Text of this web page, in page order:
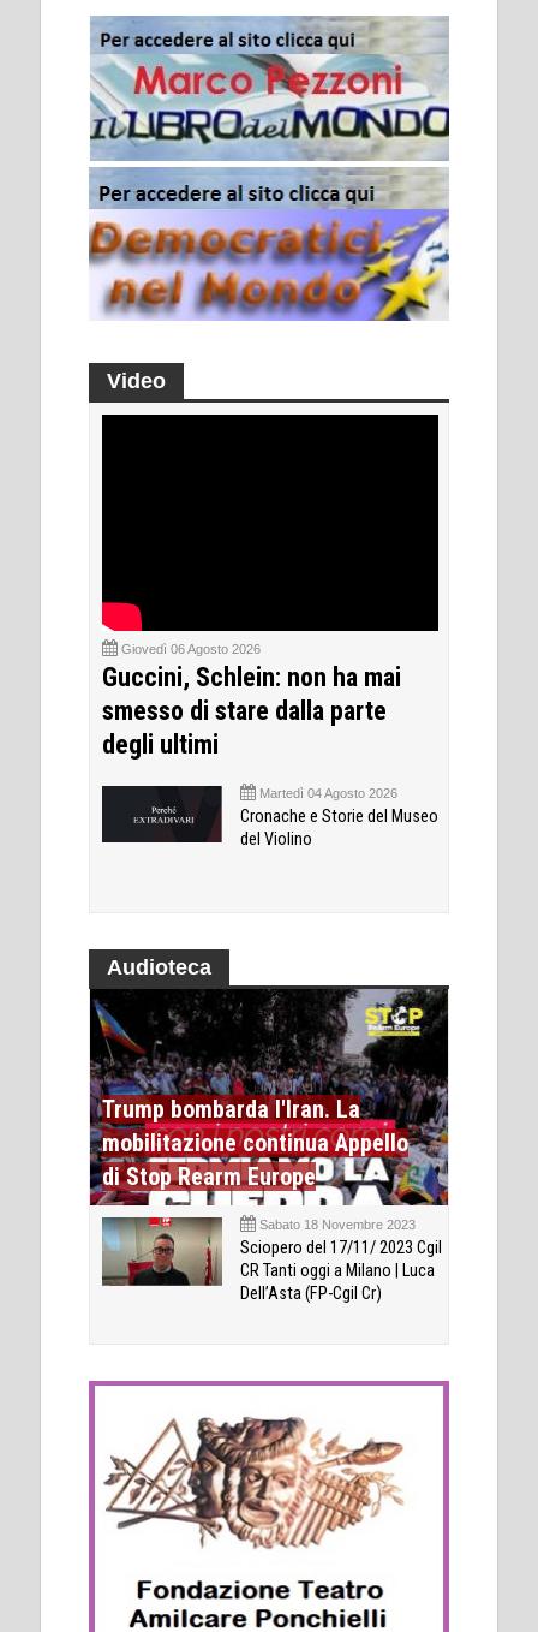
Video
Giovedì 06 Agosto 2026
Guccini, Schlein: non ha mai
smesso di stare dalla parte
degli ultimi
Martedì 04 Agosto 2026
Cronache e Storie del Museo
del Violino
Audioteca
Trump bombarda l'Iran. La
mobilitazione continua Appello
di Stop Rearm Europe
Sabato 18 Novembre 2023
Sciopero del 17/11/ 2023 Cgil
CR Tanti oggi a Milano | Luca
Dell’Asta (FP-Cgil Cr)